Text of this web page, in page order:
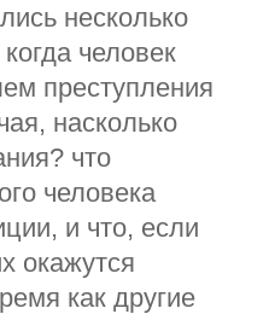
несколько
человек
преступления
насколько
что
человека
и что, если
окажутся
как другие